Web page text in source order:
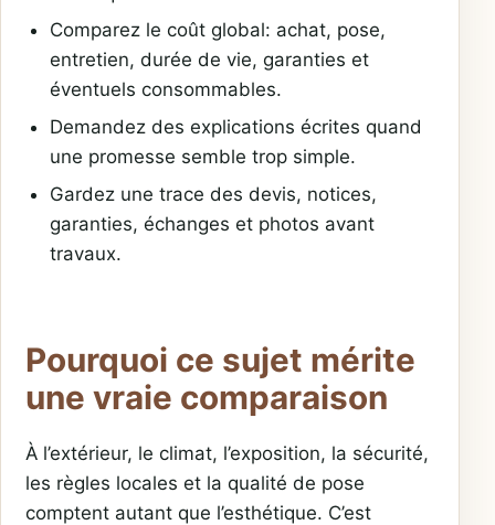
Comparez le coût global: achat, pose,
entretien, durée de vie, garanties et
éventuels consommables.
Demandez des explications écrites quand
une promesse semble trop simple.
Gardez une trace des devis, notices,
garanties, échanges et photos avant
travaux.
Pourquoi ce sujet mérite
une vraie comparaison
À l’extérieur, le climat, l’exposition, la sécurité,
les règles locales et la qualité de pose
comptent autant que l’esthétique. C’est